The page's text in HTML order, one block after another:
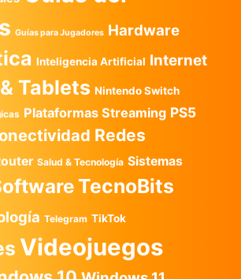
Guías para Jugadores Hardware
Inteligencia Artificial Internet
Tablets Nintendo Switch
Plataformas Streaming PS5
Redes
Salud & Tecnología Sistemas
TecnoBits
Telegram TikTok
Videojuegos